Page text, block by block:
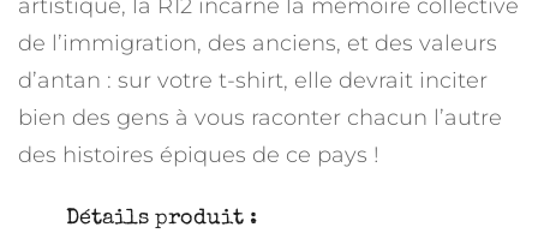
artistique, la R12 incarne la mémoire collective
de l’immigration, des anciens, et des valeurs
d’antan : sur votre t-shirt, elle devrait inciter
bien des gens à vous raconter chacun l’autre
des histoires épiques de ce pays !
Détails produit :